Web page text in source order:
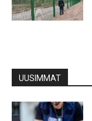
UUSIMMAT